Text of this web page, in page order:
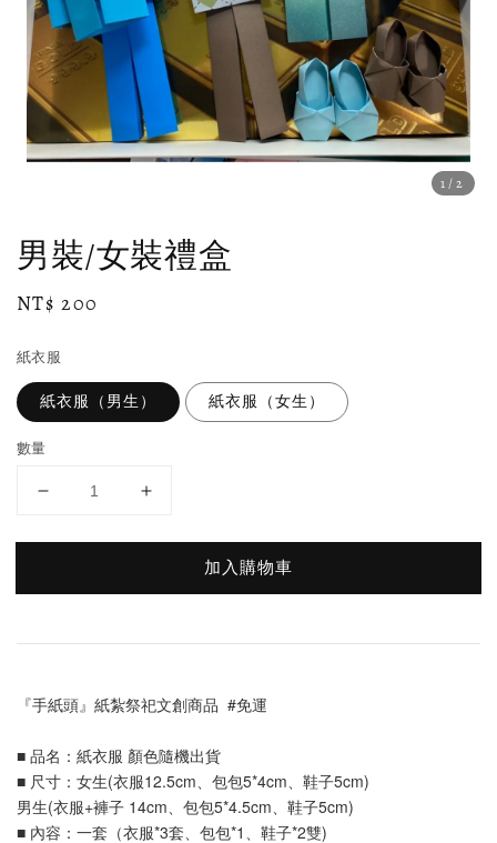
1/2
男裝/女裝禮盒
Regular
NT$ 200
紙衣服
紙衣服（男生） 紙衣服（女生）
數量
加入購物車
『手紙頭』紙紮祭祀文創商品  #免運
■ 品名：紙衣服 顏色隨機出貨
■ 尺寸：女生(衣服12.5cm、包包5*4cm、鞋子5cm)
男生(衣服+褲子 14cm、包包5*4.5cm、鞋子5cm)
■ 內容：一套（衣服*3套、包包*1、鞋子*2雙)